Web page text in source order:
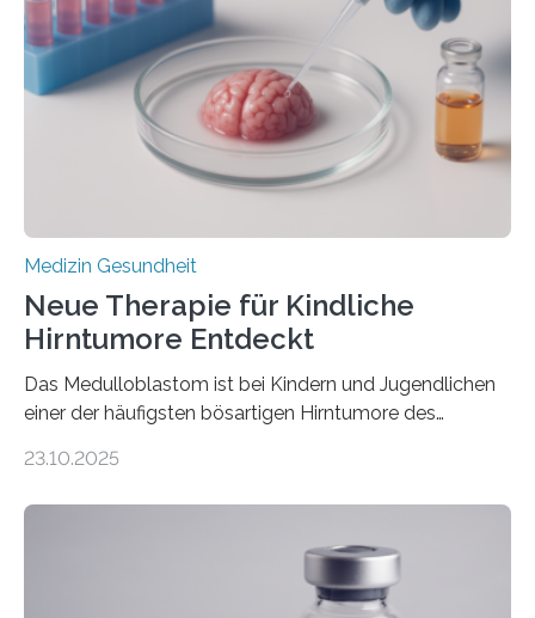
Herzbelastung und des oxidativen Stresses
Rhythmusstörungen reduzieren lassen. Würzburg. Die
hypertrophe Kardiomyopathie (HCM) ist die häufigste
erblich bedingte Herzerkrankung. Sie führt dazu, dass
sich die linke Herzkammer verdickt, der Herzmuskel zu
stark kontrahiert…
Medizin Gesundheit
Neue Therapie für Kindliche
Hirntumore Entdeckt
Das Medulloblastom ist bei Kindern und Jugendlichen
einer der häufigsten bösartigen Hirntumore des
Betroffenen können mit heutigen Methoden geheilt
Dringend benötigt werden zielgerichtete Therapien, die
nur Tumorschwachstellen angreifen und normales
Gewebe verschonen. Forschende um Daniel Merk vom
23.10.2025